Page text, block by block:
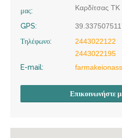
μας:
Καρδίτσας
GPS:
Τηλέφωνο:
2443022122
2443022195
E-mail:
Επικοινωνήστε